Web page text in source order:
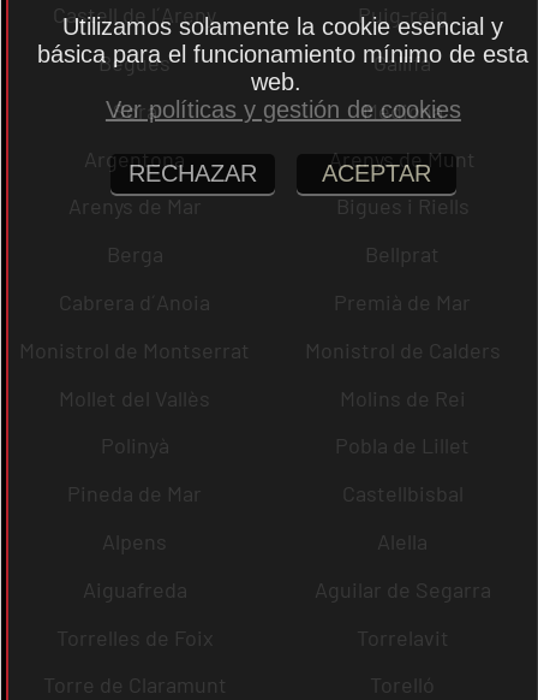
Castell de l´Areny
Puig-reig
Begues
Gallifa
Sora
Mediona
Argentona
Arenys de Munt
Arenys de Mar
Bigues i Riells
Berga
Bellprat
Cabrera d´Anoia
Premià de Mar
Monistrol de Montserrat
Monistrol de Calders
Mollet del Vallès
Molins de Rei
Polinyà
Pobla de Lillet
Pineda de Mar
Castellbisbal
Alpens
Alella
Aiguafreda
Aguilar de Segarra
Torrelles de Foix
Torrelavit
Torre de Claramunt
Torelló
Utilizamos solamente la cookie esencial y
básica para el funcionamiento mínimo de esta
web.
Ver políticas y gestión de cookies
RECHAZAR ACEPTAR